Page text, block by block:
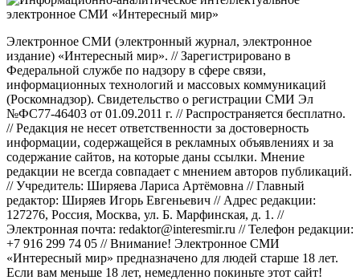
Электронное СМИ (электронный журнал, электронное
издание) «Интересный мир». // Зарегистрировано в
Федеральной службе по надзору в сфере связи,
информационных технологий и массовых коммуникаций
(Роскомнадзор). Свидетельство о регистрации СМИ Эл
№ФС77-46403 от 01.09.2011 г. // Распространяется бесплатно.
// Редакция не несет ответственности за достоверность
информации, содержащейся в рекламных объявлениях и за
содержание сайтов, на которые даны ссылки. Мнение
редакции не всегда совпадает с мнением авторов публикаций.
// Учредитель: Ширяева Лариса Артёмовна // Главный
редактор: Ширяев Игорь Евгеньевич // Адрес редакции:
127276, Россия, Москва, ул. Б. Марфинская, д. 1. //
Электронная почта: redaktor@interesmir.ru // Телефон редакции:
+7 916 299 74 05 // Внимание! Электронное СМИ
«Интересный мир» предназначено для людей старше 18 лет.
Если вам меньше 18 лет, немедленно покиньте этот сайт!